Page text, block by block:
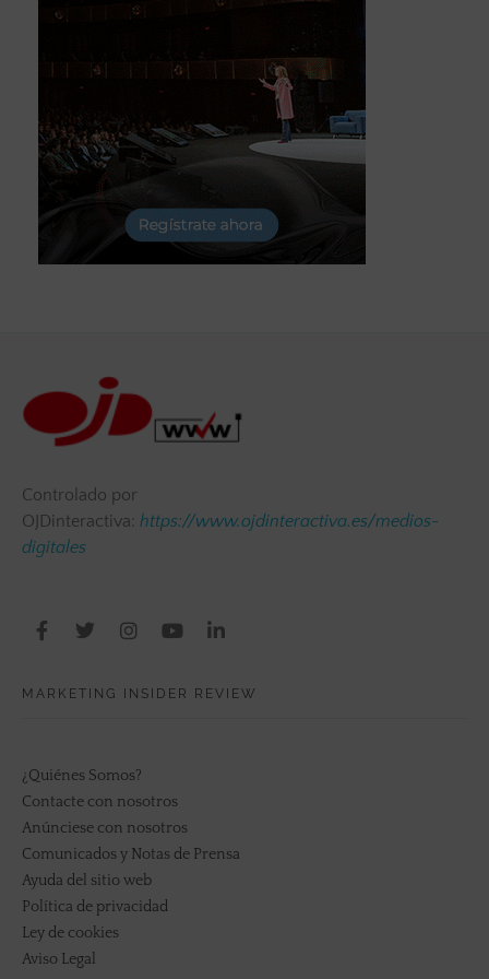
Controlado por
OJDinteractiva: https://www.ojdinteractiva.es/medios-
digitales
MARKETING INSIDER REVIEW
¿Quiénes Somos?
Contacte con nosotros
Anúnciese con nosotros
Comunicados y Notas de Prensa
Ayuda del sitio web
Política de privacidad
Ley de cookies
Aviso Legal